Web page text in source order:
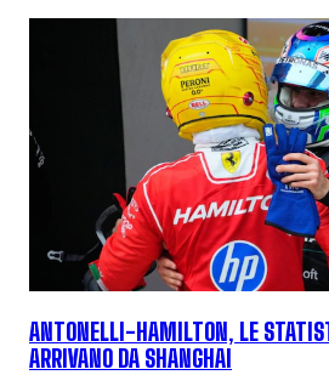
ANTONELLI-HAMILTON, LE
ARRIVANO DA SHANGHAI